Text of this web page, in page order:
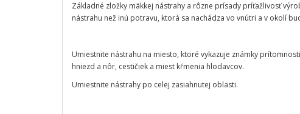
Základné zložky mäkkej nástrahy a rôzne prísady príťažlivosť
nástrahu než inú potravu, ktorá sa nachádza vo vnútri a v okolí
Umiestnite nástrahu na miesto, ktoré vykazuje známky
hniezd a nôr, cestičiek a miest kŕmenia hlodavcov.
Umiestnite nástrahy po celej zasiahnutej oblasti.